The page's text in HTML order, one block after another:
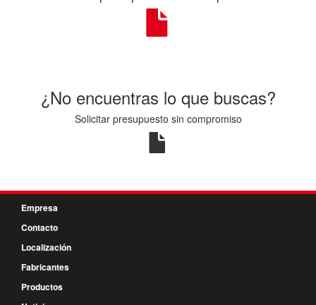
¿No encuentras lo que buscas?
Solicitar presupuesto sin compromiso
Empresa
Contacto
Localización
Fabricantes
Productos